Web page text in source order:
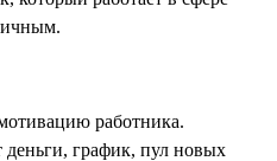
работника.
деньги, график, пул новых